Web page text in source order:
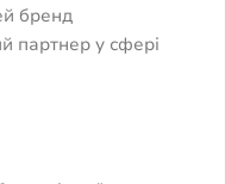
бренд
партнер у сфері